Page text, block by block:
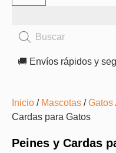
🚚 Envíos rápidos y
Inicio / Mascotas /Gatos
Cardas para Gatos
Peines y Cardas